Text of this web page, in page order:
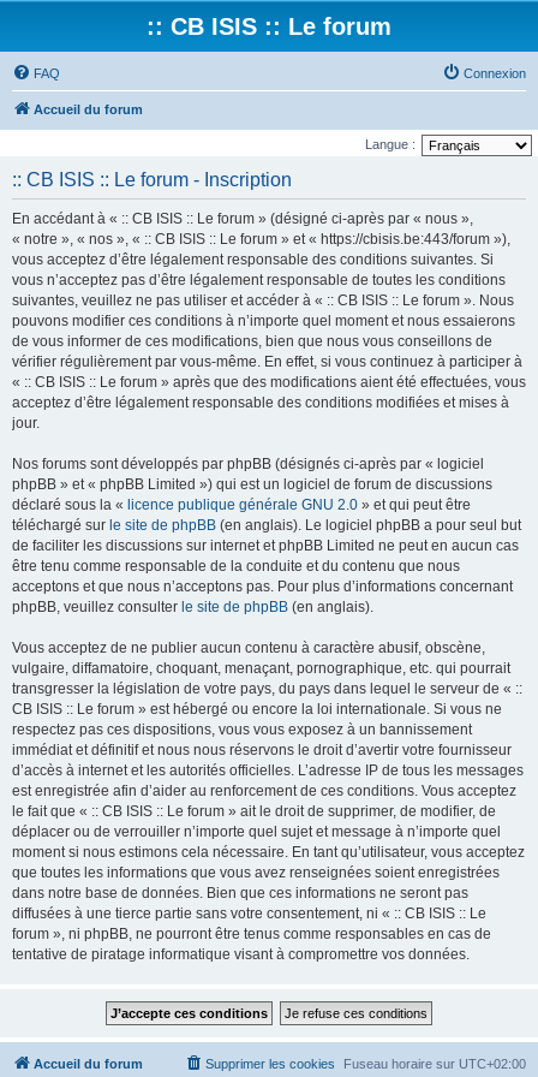
:: CB ISIS :: Le forum
FAQ Connexion
Accueil du forum
Langue :
:: CB ISIS :: Le forum - Inscription
En accédant à « :: CB ISIS :: Le forum » (désigné ci-après par « nous »,
« notre », « nos », « :: CB ISIS :: Le forum » et « https://cbisis.be:443/forum »),
vous acceptez d’être légalement responsable des conditions suivantes. Si
vous n’acceptez pas d’être légalement responsable de toutes les conditions
suivantes, veuillez ne pas utiliser et accéder à « :: CB ISIS :: Le forum ». Nous
pouvons modifier ces conditions à n’importe quel moment et nous essaierons
de vous informer de ces modifications, bien que nous vous conseillons de
vérifier régulièrement par vous-même. En effet, si vous continuez à participer à
« :: CB ISIS :: Le forum » après que des modifications aient été effectuées, vous
acceptez d’être légalement responsable des conditions modifiées et mises à
jour.
Nos forums sont développés par phpBB (désignés ci-après par « logiciel
phpBB » et « phpBB Limited ») qui est un logiciel de forum de discussions
déclaré sous la « licence publique générale GNU 2.0 » et qui peut être
téléchargé sur le site de phpBB (en anglais). Le logiciel phpBB a pour seul but
de faciliter les discussions sur internet et phpBB Limited ne peut en aucun cas
être tenu comme responsable de la conduite et du contenu que nous
acceptons et que nous n’acceptons pas. Pour plus d’informations concernant
phpBB, veuillez consulter le site de phpBB (en anglais).
Vous acceptez de ne publier aucun contenu à caractère abusif, obscène,
vulgaire, diffamatoire, choquant, menaçant, pornographique, etc. qui pourrait
transgresser la législation de votre pays, du pays dans lequel le serveur de « ::
CB ISIS :: Le forum » est hébergé ou encore la loi internationale. Si vous ne
respectez pas ces dispositions, vous vous exposez à un bannissement
immédiat et définitif et nous nous réservons le droit d’avertir votre fournisseur
d’accès à internet et les autorités officielles. L’adresse IP de tous les messages
est enregistrée afin d’aider au renforcement de ces conditions. Vous acceptez
le fait que « :: CB ISIS :: Le forum » ait le droit de supprimer, de modifier, de
déplacer ou de verrouiller n’importe quel sujet et message à n’importe quel
moment si nous estimons cela nécessaire. En tant qu’utilisateur, vous acceptez
que toutes les informations que vous avez renseignées soient enregistrées
dans notre base de données. Bien que ces informations ne seront pas
diffusées à une tierce partie sans votre consentement, ni « :: CB ISIS :: Le
forum », ni phpBB, ne pourront être tenus comme responsables en cas de
tentative de piratage informatique visant à compromettre vos données.
Accueil du forum Fuseau horaire sur UTC+02:00
Supprimer les cookies